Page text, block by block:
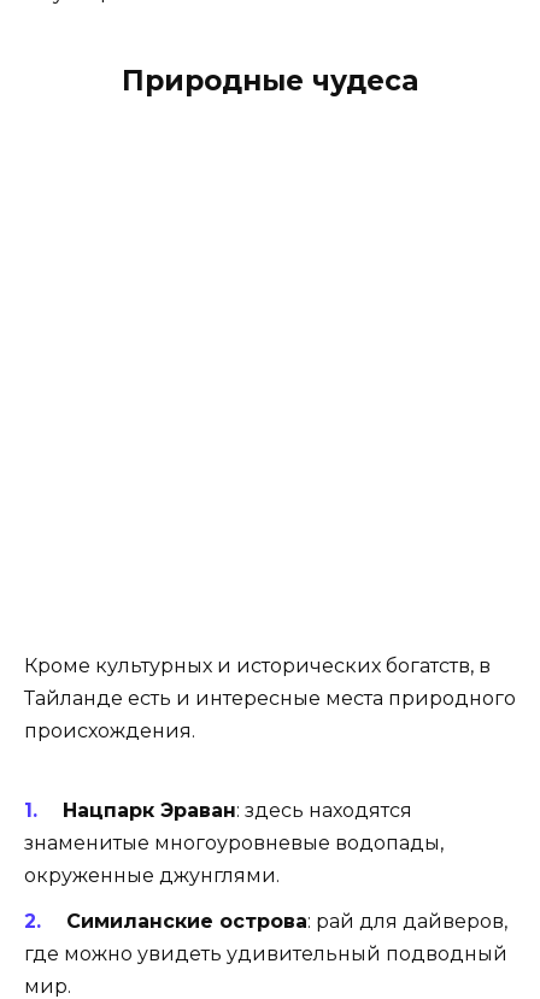
Природные чудеса
Кроме культурных и исторических богатств, в
Тайланде есть и интересные места природного
происхождения.
Нацпарк Эраван: здесь находятся
знаменитые многоуровневые водопады,
окруженные джунглями.
Симиланские острова: рай для дайверов,
где можно увидеть удивительный подводный
мир.